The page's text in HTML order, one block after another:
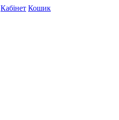
Кабінет Кошик